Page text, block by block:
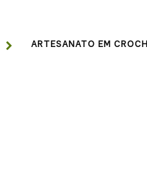
 ARTESANATO EM